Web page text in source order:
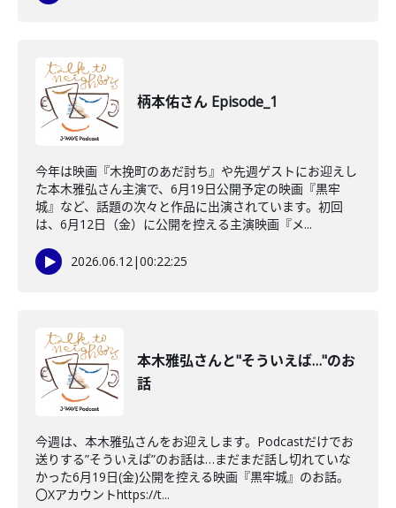
柄本佑さん Episode_1
今年は映画『木挽町のあだ討ち』や先週ゲストにお迎えし
た本木雅弘さん主演で、6月19日公開予定の映画『黒牢
城』など、話題の次々と作品に出演されています。初回
は、6月12日（金）に公開を控える主演映画『メ...
2026.06.12|00:22:25
本木雅弘さんと"そういえば…"のお
話
今週は、本木雅弘さんをお迎えします。Podcastだけでお
送りする”そういえば”のお話は…まだまだ話し切れていな
かった6月19日(金)公開を控える映画『黒牢城』のお話。
〇Xアカウントhttps://t...